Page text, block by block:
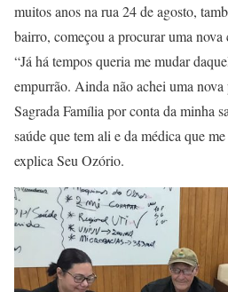
muitos anos na rua 24 de agosto,
bairro, começou a procurar uma nova
“Já há tempos queria me mudar
empurrão. Ainda não achei uma
Sagrada Família por conta da minha
saúde que tem ali e da médica que
explica Seu Ozório.